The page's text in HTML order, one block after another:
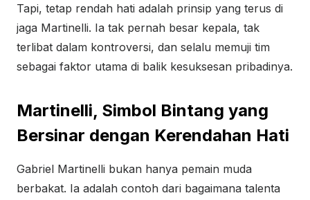
Tapi, tetap rendah hati adalah prinsip yang terus di
jaga Martinelli. Ia tak pernah besar kepala, tak
terlibat dalam kontroversi, dan selalu memuji tim
sebagai faktor utama di balik kesuksesan pribadinya.
Martinelli, Simbol Bintang yang
Bersinar dengan Kerendahan Hati
Gabriel Martinelli bukan hanya pemain muda
berbakat. Ia adalah contoh dari bagaimana talenta